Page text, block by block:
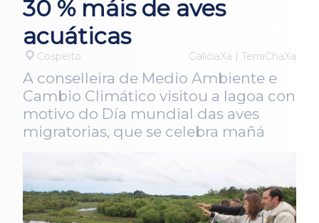
30 % máis de aves
acuáticas
Cospeito GaliciaXa | TerraChaXa
A conselleira de Medio Ambiente e
Cambio Climático visitou a lagoa con
motivo do Día mundial das aves
migratorias, que se celebra mañá